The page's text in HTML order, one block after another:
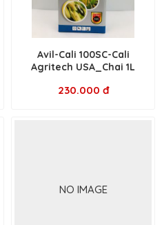
Avil-Cali 100SC-Cali
Agritech USA_Chai 1L
230.000 đ
NO IMAGE